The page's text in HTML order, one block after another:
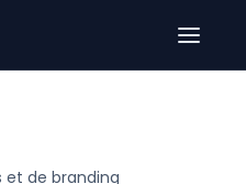
et de branding